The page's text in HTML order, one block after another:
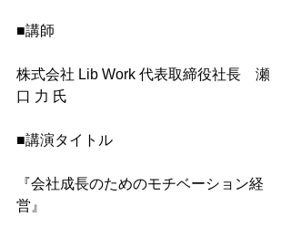
■講師
株式会社 Lib Work 代表取締役社長　瀬
口 力 氏
■講演タイトル
『会社成長のためのモチベーション経
営』